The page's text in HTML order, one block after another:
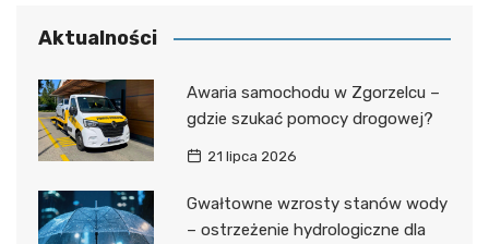
Aktualności
Awaria samochodu w Zgorzelcu –
gdzie szukać pomocy drogowej?
21 lipca 2026
Gwałtowne wzrosty stanów wody
– ostrzeżenie hydrologiczne dla